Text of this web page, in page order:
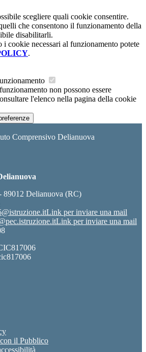
scegliere quali cookie consentire.
che consentono il funzionamento della
disabilitarli.
i cookie necessari al funzionamento potete
.
non possono essere
l'elenco nella pagina della cookie
Comprensivo Delianuova
89012 Delianuova (RC)
Link per inviare una mail
Link per inviare una mail
il Pubblico